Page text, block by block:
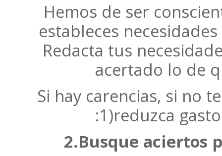
Hemos de ser
estableces
Redacta tus
acertado lo de
Si hay carencias, si no
:1)reduzca
2.Busque aciertos